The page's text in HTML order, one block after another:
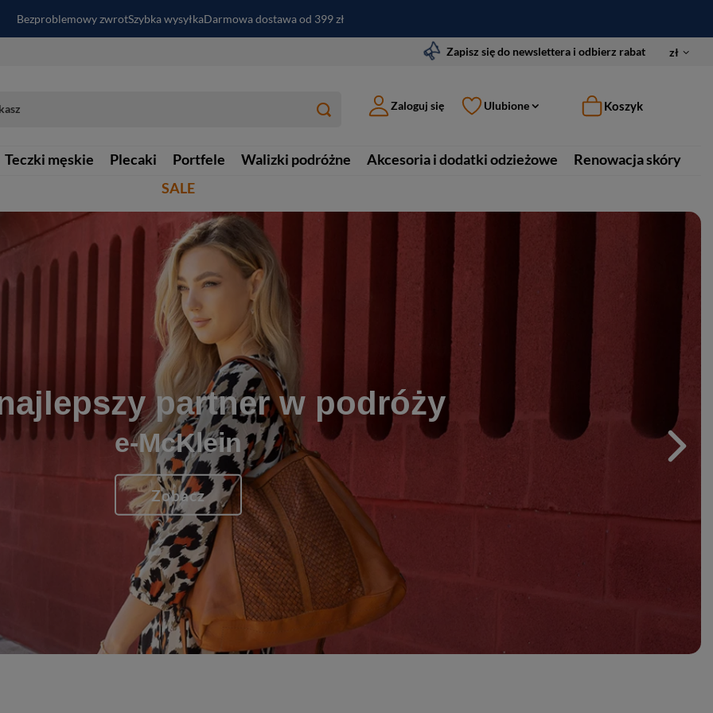
PayPo - kup i zapłać za 30dniZapisz się do newslettera i odbierz RABAT
Zapisz się do newslettera i odbierz rabat zł
Zaloguj się Ulubione Koszyk
Teczki męskie Plecaki Portfele Walizki podróżne Akcesoria i dodatki odzieżowe
Renowacja skóry
SALE
partner w podróży
e-McKlein
Zobacz